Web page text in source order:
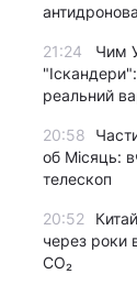
21:24
Чим
реальний
20:58
об Місяць:
телескоп
20:52
через роки
CO₂